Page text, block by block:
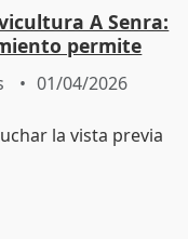
A Senra:
permite
01/04/2026